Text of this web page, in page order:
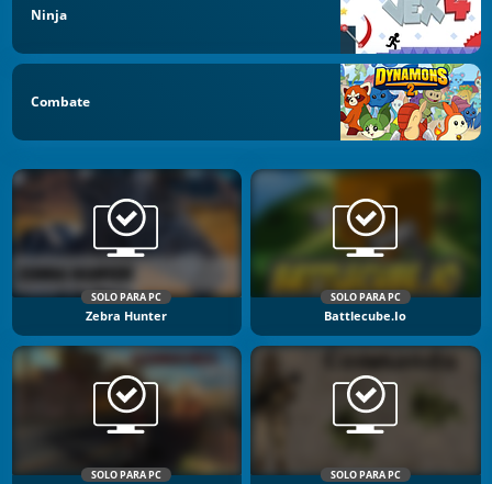
Ninja
Combate
SOLO PARA PC
Zebra Hunter
SOLO PARA PC
Battlecube.io
SOLO PARA PC SOLO PARA PC